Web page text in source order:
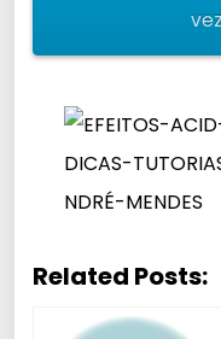
Related Posts: